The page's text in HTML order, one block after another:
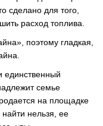
сделано для того,
расход топлива.
поэтому гладкая,
единственный
семье
на площадке
нельзя, ее